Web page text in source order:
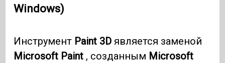
Windows)
Инструмент Paint 3D является заменой
Microsoft Paint , созданным Microsoft